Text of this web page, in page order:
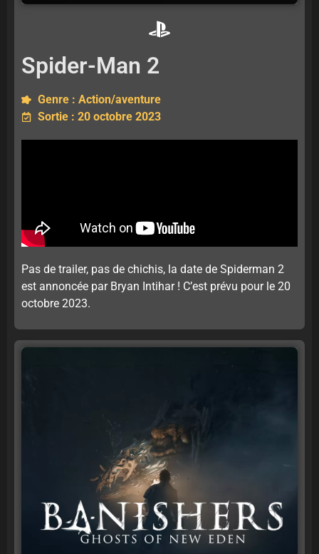
Spider-Man 2
Genre : Action/aventure
Sortie : 20 octobre 2023
Pas de trailer, pas de chichis, la date de Spiderman 2
est annoncée par Bryan Intihar ! C’est prévu pour le 20
octobre 2023.